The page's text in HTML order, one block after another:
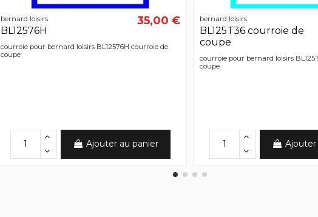
bernard loisirs
BL12576H
35,00 €
courroie pour bernard loisirs BL12576H courroie de
coupe
Ajouter au panier
bernard loisirs
BL125T36 courroie de
coupe
courroie pour bernard loisirs
coupe
Ajouter